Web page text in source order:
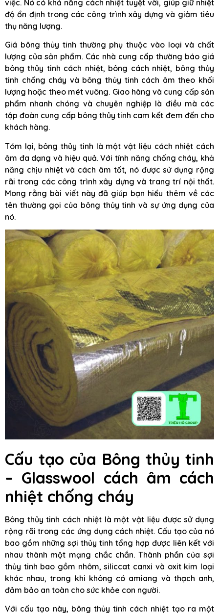
việc. Nó có khả năng cách nhiệt tuyệt vời, giúp giữ nhiệt
độ ổn định trong các công trình xây dựng và giảm tiêu
thụ năng lượng.
Giá bông thủy tinh thường phụ thuộc vào loại và chất
lượng của sản phẩm. Các nhà cung cấp thường báo giá
bông thủy tinh cách nhiệt, bông cách nhiệt, bông thủy
tinh chống cháy và bông thủy tinh cách âm theo khối
lượng hoặc theo mét vuông. Giao hàng và cung cấp sản
phẩm nhanh chóng và chuyên nghiệp là điều mà các
tập đoàn cung cấp bông thủy tinh cam kết đem đến cho
khách hàng.
Tóm lại, bông thủy tinh là một vật liệu cách nhiệt cách
âm đa dạng và hiệu quả. Với tính năng chống cháy, khả
năng chịu nhiệt và cách âm tốt, nó được sử dụng rộng
rãi trong các công trình xây dựng và trang trí nội thất.
Mong rằng bài viết này đã giúp bạn hiểu thêm về các
tên thường gọi của bông thủy tinh và sự ứng dụng của
nó.
Cấu tạo của Bông thủy tinh
– Glasswool cách âm cách
nhiệt chống cháy
Bông thủy tinh cách nhiệt là một vật liệu được sử dụng
rộng rãi trong các ứng dụng cách nhiệt. Cấu tạo của nó
bao gồm những sợi thủy tinh tổng hợp được liên kết với
nhau thành một mạng chắc chắn. Thành phần của sợi
thủy tinh bao gồm nhôm, siliccat canxi và oxit kim loại
khác nhau, trong khi không có amiang và thạch anh,
đảm bảo an toàn cho sức khỏe con người.
Với cấu tạo này, bông thủy tinh cách nhiệt tạo ra một